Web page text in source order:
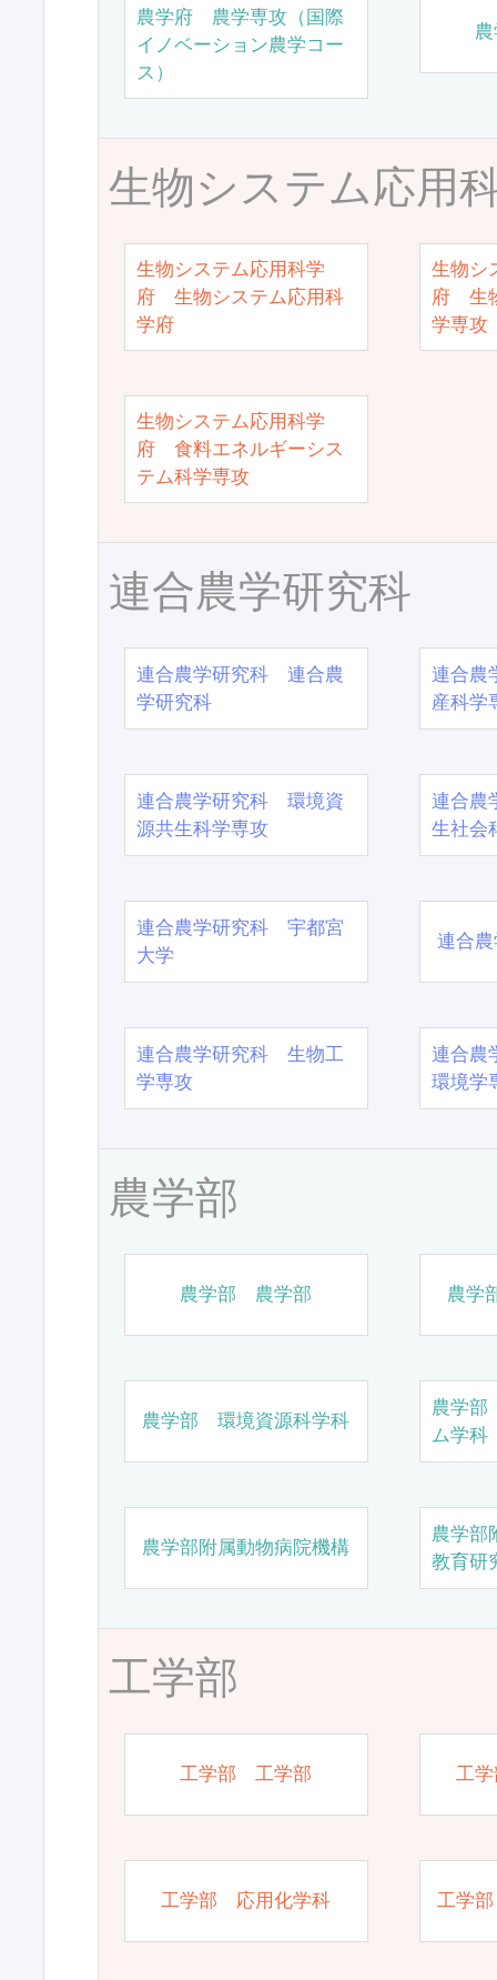
農学府 農学専攻（国際
イノベーション農学コー
ス）
生物システム応用
生物システム応用科学
府 生物システム応用科
学府
生物シ
府 生
学専攻
生物システム応用科学
府 食料エネルギーシス
テム科学専攻
連合農学研究科
連合農学研究科 連合農
学研究科
連合農
産科学
連合農学研究科 環境資
源共生科学専攻
連合農
生社会
連合農学研究科 宇都宮
大学
連合
連合農学研究科 生物工
学専攻
連合農
環境学
農学部
農学部 農学部 農学
農学部 環境資源科学科
農学
ム学科
農学部附属動物病院機構
農学部
教育研
工学部
工学部 工学部 工
工学部 応用化学科 工学